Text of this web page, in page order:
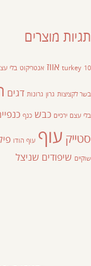
תגיות מוצרים
10
turkey אווז אנטריקוט בלי
בשר לקציצות גרון גרונות דגים
בלי עצם ירכיים כבש כנף
סטייק עוף עוף הודו
שוקיים שיפודים שניצל